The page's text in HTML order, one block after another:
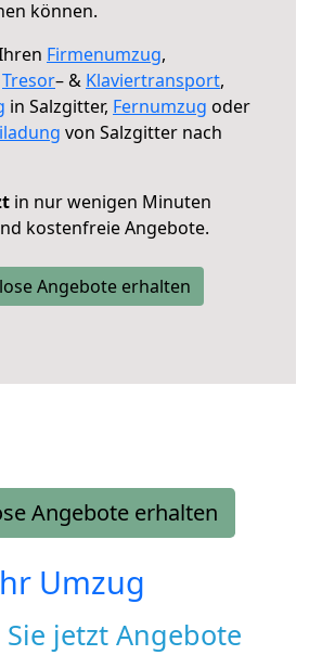
können.
Firmenumzug,
Tresor– & Klaviertransport,
in Salzgitter, Fernumzug oder
von Salzgitter nach
in nur wenigen Minuten
kostenfreie Angebote.
Angebote erhalten
Angebote erhalten
Umzug
jetzt Angebote